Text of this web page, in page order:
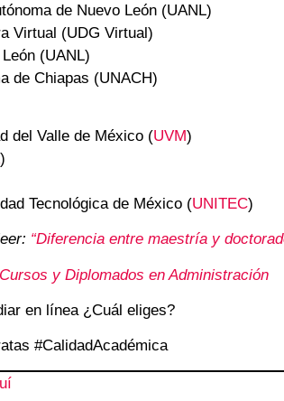
de Nuevo León (UANL)
Virtual (UDG Virtual)
(UANL)
de Chiapas (UNACH)
del Valle de México (UVM)
)
Tecnológica de México (UNITEC)
“Diferencia entre maestría y
y Diplomados en Administración
en línea ¿Cuál eliges?
#CalidadAcadémica